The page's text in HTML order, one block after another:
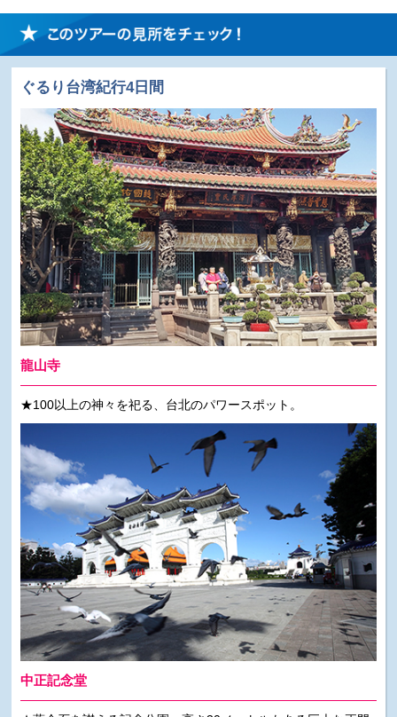
ぐるり台湾紀行4日間
龍山寺
★100以上の神々を祀る、台北のパワースポット。
中正記念堂